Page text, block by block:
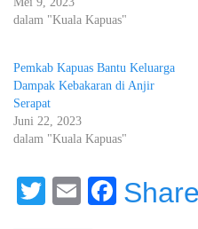
dalam "Kuala Kapuas"
Pemkab Kapuas Bantu Keluarga
Dampak Kebakaran di Anjir
Serapat
Juni 22, 2023
dalam "Kuala Kapuas"
Twitter
EmailShare